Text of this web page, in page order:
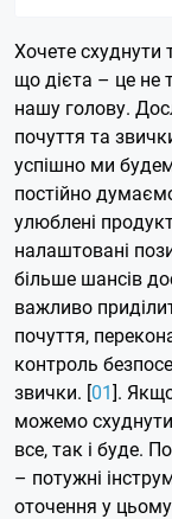
Хочете схуднути
що дієта – це не
нашу голову.
почуття та
успішно ми
постійно
улюблені
налаштовані
більше шансів
важливо
почуття,
контроль
звички. [01].
можемо
все, так і буде.
– потужні
оточення у